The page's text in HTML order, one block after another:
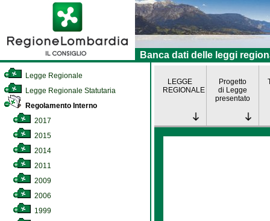
Banca dati delle leggi
Legge Regionale
Legge Regionale Statutaria
Regolamento Interno
2017
2015
2014
2011
2009
2006
1999
LEGGE
REGIONALE
Progetto
di Legge
presentato